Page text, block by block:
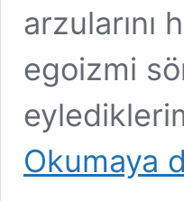
arzularını
egoizmi
Okumaya